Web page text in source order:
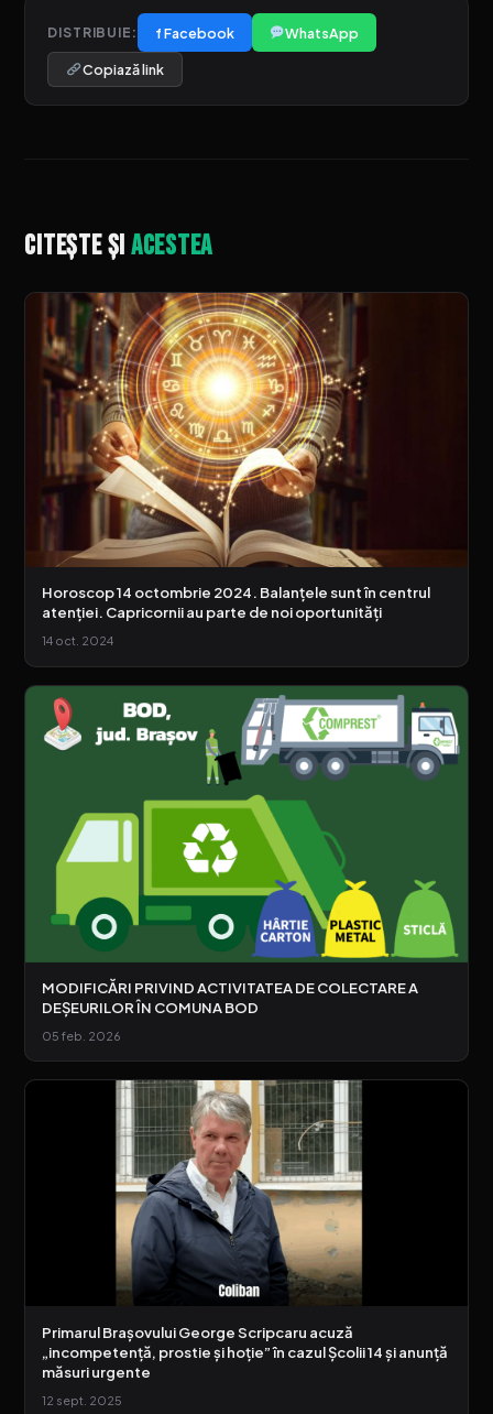
DISTRIBUIE: f Facebook WhatsApp
Copiază link
Citește șiacestea
Horoscop 14 octombrie 2024. Balanțele sunt în centrul
atenției. Capricornii au parte de noi oportunități
14 oct. 2024
MODIFICĂRI PRIVIND ACTIVITATEA DE COLECTARE A
DEȘEURILOR ÎN COMUNA BOD
05 feb. 2026
Primarul Brașovului George Scripcaru acuză
„incompetență, prostie și hoție” în cazul Școlii 14 și anunță
măsuri urgente
12 sept. 2025